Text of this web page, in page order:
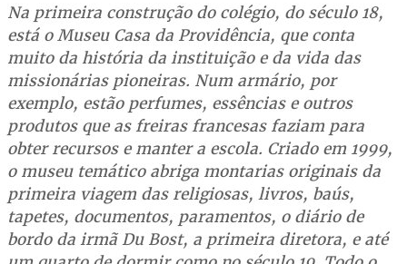
Na primeira construção do colégio, do século 18,
está o Museu Casa da Providência, que conta
muito da história da instituição e da vida das
missionárias pioneiras. Num armário, por
exemplo, estão perfumes, essências e outros
produtos que as freiras francesas faziam para
obter recursos e manter a escola. Criado em 1999,
o museu temático abriga montarias originais da
primeira viagem das religiosas, livros, baús,
tapetes, documentos, paramentos, o diário de
bordo da irmã Du Bost, a primeira diretora, e até